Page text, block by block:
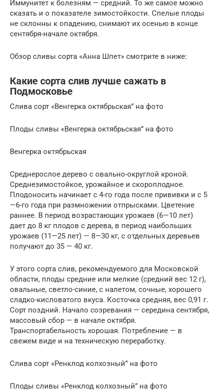
Иммунитет к болезням — средний. То же самое можно
сказать и о показателе зимостойкости. Спелые плоды
не склонны к опадению, снимают их осенью в конце
сентября-начале октября.
Обзор сливы сорта «Анна Шпет» смотрите в ниже:
Какие сорта слив лучше сажать в
Подмосковье
Слива сорт «Венгерка октябрьская” на фото
Плоды сливы «Венгерка октябрьская” на фото
Венгерка октябрьская
Среднерослое дерево с овально-округлой кроной.
Среднезимостойкое, урожайное и скороплодное.
Плодоносить начинает с 4-го года после прививки и с 5
—6-го года при размножении отпрысками. Цветение
раннее. В период возрастающих урожаев (6—10 лет)
дает до 8 кг плодов с дерева, в период наибольших
урожаев (11—25 лет) — 8—30 кг, с отдельных деревьев
получают до 35 — 40 кг.
У этого сорта слив, рекомендуемого для Московской
области, плоды средние или мелкие (средний вес 12 г),
овальные, светло-синие, с налетом, сочные, хорошего
сладко-кисловатого вкуса. Косточка средняя, вес 0,91 г.
Сорт поздний. Начало созревания — середина сентября,
массовый сбор — в начале октября.
Транспортабельность хорошая. Потребление — в
свежем виде и на техническую переработку.
Слива сорт «Ренклод колхозный” на фото
Плоды сливы «Ренклод колхозный” на фото